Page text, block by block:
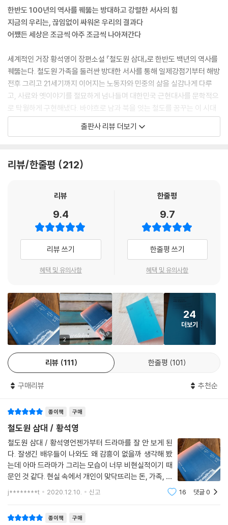
절부터 지금까지 동의했고 자신의 생각이기도 한 말이었다.
--- pp.110-111
할아버지 이일철과 아버지 이지산을 통해 그에게 전해진 의미는 무엇이었
을까. 그것은 아마도 삶은 지루하고 힘들지만 그래도 지속된다는 믿음일지
도 모른다. 그렇게 오늘을 살아낸다.
--- pp.206-207
“너 굴뚝 위에 혼자 있는 거 같지?”
“할머니하구 이렇게 같이 있잖아요.”
그녀는 손자의 손목을 잡아 이끌었다.
너 하는 짓을 지켜보구 있느니.”
모녀는 저녁조차 먹지 못하고 고구마까지 빼앗겨 맥이 풀린 채 터덜터덜
집골목으로 들어섰다. 엄마가 문 앞에서 주저앉더니 꺼이꺼이 울면서 부르
“같이 좀 살자, 못된 것들아. 같이 좀 살아.”
이진오는 그녀가 말하려던 충분한 한마디가 바로 이 말이라는 걸 알아들었
“노동자가 높은 데로 올라와 사람들에게 자기 처지와 입장을 알아달라고
농성하게 된 것만 해두 엄청난 사회적 변화라구. 우리 할머니는 늘 그렇게
말했어. 어쨌든 세상은 조금씩 아주 조금씩 나아져간다고.”
--- p.410
이진오는 지금 굴뚝 위에서 자신이 겪고 있는 외로움이 어떤 것인지 잘 알
고 있었다. (…) 혹한의 겨울밤에도 저 굴뚝 아래 아파트와 건물 빌딩들의
빛나는 창문들과 강변도로 위를 끊임없이 흘러가는 매끈하고 날렵한 자동
감한다. 그는 버려지거나 잊힌 것도 아니고 그냥 가로수보다도 못한 관심
밖의 미물에 지나지 않았다.
--- p.412
한반도 100년의 역사를 꿰뚫는 방대하고 강렬한 서사의 힘
지금의 우리는, 끊임없이 싸워온 우리의 결과다
어쨌든 세상은 조금씩 아주 조금씩 나아져간다
세계적인 거장 황석영이 장편소설 『철도원 삼대』로 한반도 백년의 역사를
꿰뚫는다. 철도원 가족을 둘러싼 방대한 서사를 통해 일제강점기부터 해방
전후 그리고 21세기까지 이어지는 노동자와 민중의 삶을 실감나게 다루
고, 사료와 옛이야기를 절묘하게 넘나들며 대한민국 근현대사를 문학적으
로 탁월하게 구현해냈다. 바야흐로 남과 북을 잇는 철도를 꿈꾸는 이 시대
에 강렬한 서사의 힘을 느낄 수 있는 작품이기도 하거니와 구상부터 집필
까지 30년이 걸린 작가 필생의 역작이기도 하다. 세월을 거듭할수록 더욱
는 전개와 실감을 주는 캐릭터로 황석영의 저력과 장편소설의 묘미를 한껏
삼대와 오늘날 고공농성을 하고 있는 이백만의 증손이자 공장 노동자인 이
진오의 이야기가 큰 축을 이룬다. 아파트 십육층 높이의 발전소 공장 굴뚝
에 올라 고공농성 중인 해고노동자 이진오는 페트병 다섯개에 죽은 사람들
의 이름을 각각 붙여주고 그들에게 말을 걸며 굴뚝 위의 시간을 견딘다. 매
섭게 춥고 긴긴 밤, 증조할머니 ‘주안댁’, 할머니 ‘신금이’, 어릴 적 동무 ‘깍
러내는 동안 진오는 과거부터 지금까지 이어져 자신에게 전해진 삶의 의미
를 곱씹는다. “그것은 아마도 삶은 지루하고 힘들지만 그래도 지속된다는
믿음일지도 모른다. 그렇게 오늘을 살아낸다.”(207면)
공장이 밀집된 영등포지역을 중심으로 한 삼대의 서사 속 이일철 이이철
형제의 이야기는 일제강점기 노동운동과 독립운동을 고증하며 더 큰 울림
을 준다. 기차를 보고 첫눈에 반했던 철도공작창 기술자 “이백만이 아들을
이름을 따라서 두쇠로 지었다가 민적에 올리면서 일철이 이철이가 되었
당시 드물었던 조선인 기관수가 되어 이백만의 자랑이 되었으나, 동생 이
철은 철도공작창에 다니다 해고당한 뒤로 공장노동자를 전전하며 독립운
동가로 활동하다 투옥되는 등 고초를 겪는다. 이철과 함께 활동하던 것으
로 그려지는 이재유 김형선 미야케 등 실존인물이나 아지트 부부였다가 아
들 장산을 낳게 된 이철의 아내 한여옥, 일제의 앞잡이 노릇을 하던 최달영,
이철의 독립운동 연락책을 맡았던 박선옥 등의 인물은 형제의 이야기를 더
욱 풍성하게 한다.
한편 황석영이 꿈처럼 그려내는 이야기 속에서 돋보이는 부분은 여성 인물
출판사 리뷰 더보기
리뷰/한줄평 212
리뷰
9.4
리뷰 쓰기
혜택 및 유의사항
한줄평
9.7
한줄평 쓰기
혜택 및 유의사항
2
24
더보기
리뷰 111 한줄평 101
구매리뷰 추천순
종이책 구매
철도원 삼대 / 황석영
철도원 삼대 / 황석영언젠가부터 드라마를 잘 안 보게 된
다. 잘생긴 배우들이 나와도 왜 감흥이 없을까 생각해 봤
는데 아마 드라마가 그리는 모습이 너무 비현실적이기 때
문인 것 같다. 현실 속에서 개인이 맞닥뜨리는 돈, 가족, 친
구, 연인, 결혼, 양육 등의 문제가 너무도 간단히 축소되거
나 생략되는 드라마 판타지가 내겐 좀 어색하고 괴이하다.
j********t 2020.12.10. 신고 16 댓글0
종이책 구매